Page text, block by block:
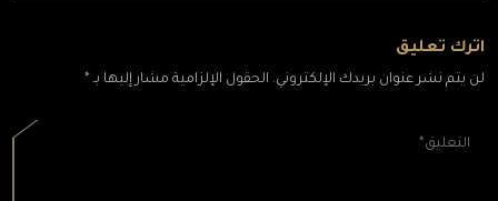
اترك تعليق
لن يتم نشر عنوان بريدك الإلكتروني. الحقول الإلزامية مشار إليها بـ *